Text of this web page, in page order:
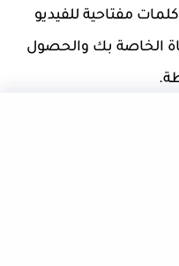
مفتاحية للفيديو
الخاصة بك والحصول